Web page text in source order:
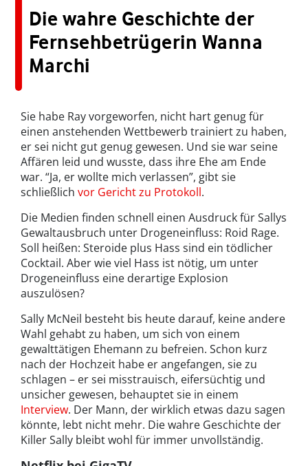
Die wahre Geschichte der
Fernsehbetrügerin Wanna
Marchi
Sie habe Ray vorgeworfen, nicht hart genug für
einen anstehenden Wettbewerb trainiert zu haben,
er sei nicht gut genug gewesen. Und sie war seine
Affären leid und wusste, dass ihre Ehe am Ende
war. “Ja, er wollte mich verlassen”, gibt sie
schließlich vor Gericht zu Protokoll.
Die Medien finden schnell einen Ausdruck für Sallys
Gewaltausbruch unter Drogeneinfluss: Roid Rage.
Soll heißen: Steroide plus Hass sind ein tödlicher
Cocktail. Aber wie viel Hass ist nötig, um unter
Drogeneinfluss eine derartige Explosion
auszulösen?
Sally McNeil besteht bis heute darauf, keine andere
Wahl gehabt zu haben, um sich von einem
gewalttätigen Ehemann zu befreien. Schon kurz
nach der Hochzeit habe er angefangen, sie zu
schlagen – er sei misstrauisch, eifersüchtig und
unsicher gewesen, behauptet sie in einem
Interview. Der Mann, der wirklich etwas dazu sagen
könnte, lebt nicht mehr. Die wahre Geschichte der
Killer Sally bleibt wohl für immer unvollständig.